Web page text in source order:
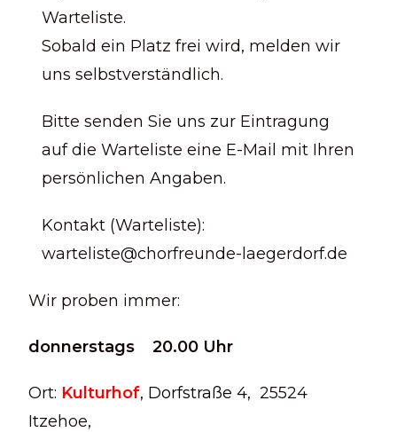
Warteliste.
Sobald ein Platz frei wird, melden wir
uns selbstverständlich.
Bitte senden Sie uns zur Eintragung
auf die Warteliste eine E-Mail mit Ihren
persönlichen Angaben.
Kontakt (Warteliste):
warteliste@chorfreunde-laegerdorf.de
Wir proben immer:
donnerstags 20.00 Uhr
Ort: Kulturhof, Dorfstraße 4, 25524
Itzehoe,